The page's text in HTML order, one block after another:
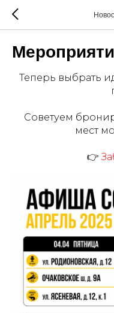
Теперь выбрать
Советуем
мест
👉